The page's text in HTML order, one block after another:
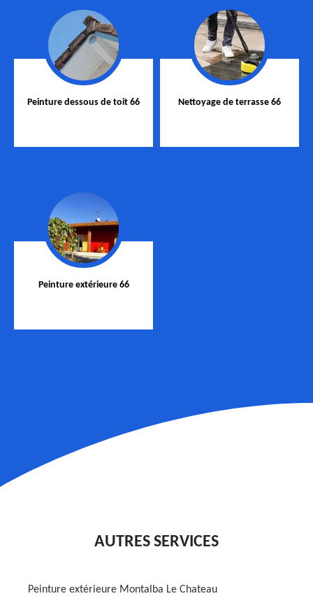
Peinture dessous de toit 66 Nettoyage de terrasse 66
Peinture extérieure 66
AUTRES SERVICES
Peinture extérieure Montalba Le Chateau